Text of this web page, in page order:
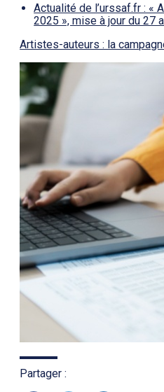
Actualité de l’urssaf.fr : «
2025 », mise à jour du 27
Artistes-auteurs : la
Partager :